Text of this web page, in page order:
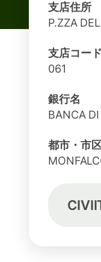
支店住所
P.ZZA
支店コード
061
銀行名
BANCA
都市・市